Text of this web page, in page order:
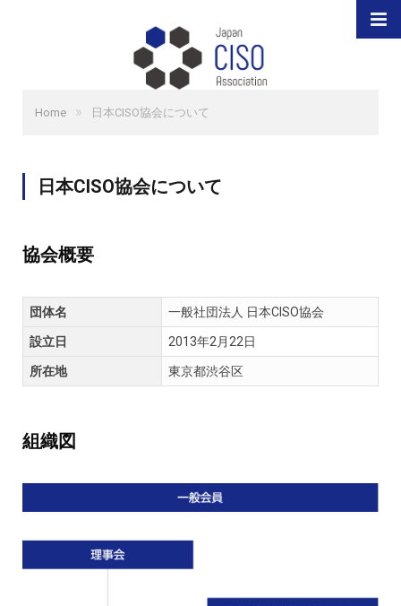
Home » 日本CISO協会について
日本CISO協会について
協会概要
団体名 一般社団法人 日本CISO協会
設立日 2013年2月22日
所在地 東京都渋谷区
組織図